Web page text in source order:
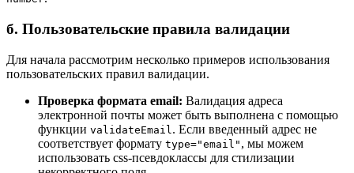
б. Пользовательские правила валидации
Для начала рассмотрим несколько примеров использования
пользовательских правил валидации.
Проверка формата email: Валидация адреса
электронной почты может быть выполнена с помощью
функции validateEmail . Если введенный адрес не
соответствует формату type="email" , мы можем
использовать css-псевдоклассы для стилизации